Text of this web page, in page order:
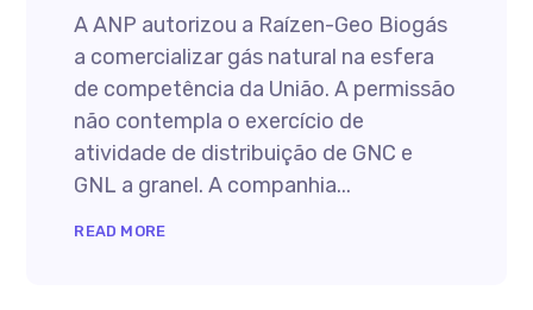
A ANP autorizou a Raízen-Geo Biogás
a comercializar gás natural na esfera
de competência da União. A permissão
não contempla o exercício de
atividade de distribuição de GNC e
GNL a granel. A companhia...
READ MORE